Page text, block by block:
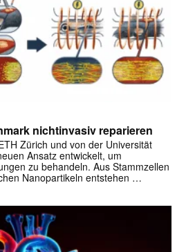
nichtinvasiv reparieren
Zürich und von der Universität
Ansatz entwickelt, um
zu behandeln. Aus Stammzellen
Nanopartikeln entstehen …